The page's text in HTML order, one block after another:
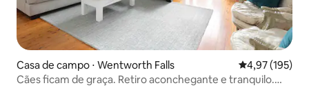
Casa de campo ⋅ Wentworth Falls 4,97 de uma
4,97 (195)
Cães ficam de graça. Retiro aconchegante e tranquilo.